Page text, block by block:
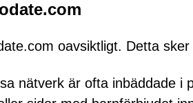
oavsiktligt. Detta sker
nätverk är ofta inbäddade i